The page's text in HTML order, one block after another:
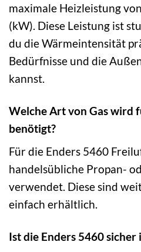
maximale Heizleistung
(kW). Diese Leistung ist
du die Wärmeintensität
Bedürfnisse und die
kannst.
Welche Art von Gas wird
benötigt?
Für die Enders 5460
handelsübliche Propan-
verwendet. Diese sind
einfach erhältlich.
Ist die Enders 5460